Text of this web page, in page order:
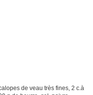
de veau très fines, 2 c.à